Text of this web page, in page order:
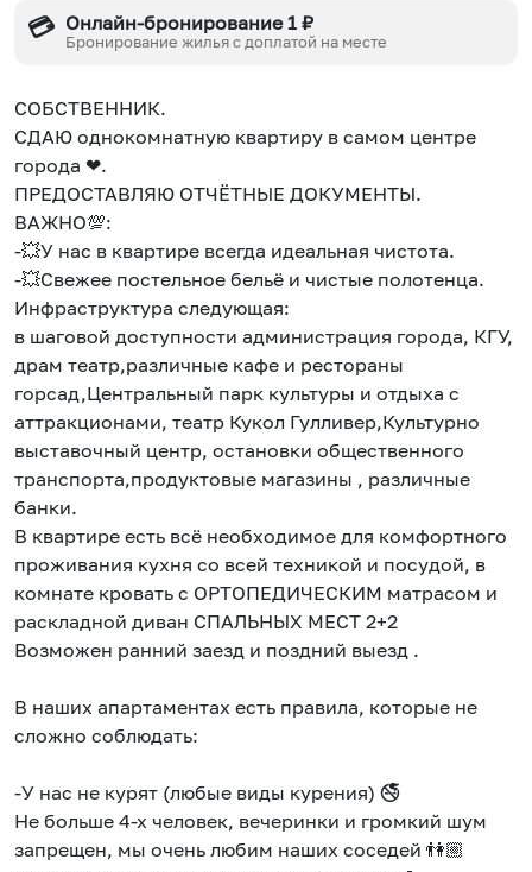
💳 Онлайн-бронирование 1 ₽
Бронирование жилья с доплатой на месте
СОБСТВЕННИК.
СДАЮ однокомнатную квартиру в самом центре
города ❤.
ПРЕДОСТАВЛЯЮ ОТЧЁТНЫЕ ДОКУМЕНТЫ.
ВАЖНО💯:
-💥У нас в квартире всегда идеальная чистота.
-💥Свежее постельное бельё и чистые полотенца.
Инфраструктура следующая:
в шаговой доступности администрация города, КГУ,
драм театр,различные кафе и рестораны
горсад,Центральный парк культуры и отдыха с
аттракционами, театр Кукол Гулливер,Культурно
выставочный центр, остановки общественного
транспорта,продуктовые магазины , различные
банки.
В квартире есть всё необходимое для комфортного
проживания кухня со всей техникой и посудой, в
комнате кровать с ОРТОПЕДИЧЕСКИМ матрасом и
раскладной диван СПАЛЬНЫХ МЕСТ 2+2
Возможен ранний заезд и поздний выезд .
В наших апартаментах есть правила, которые не
сложно соблюдать:
-У нас не курят (любые виды курения) 🚭
Не больше 4-х человек, вечеринки и громкий шум
запрещен, мы очень любим наших соседей 👫🏼